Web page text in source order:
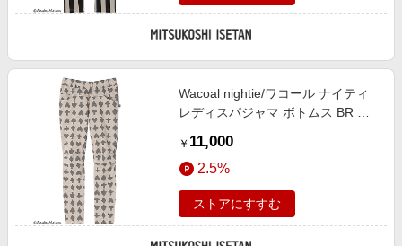
Wacoal nightie/ワコール ナイティ
レディスパジャマ ボトムス BR ル
￥ 11,000
2.5%
ストアにすすむ